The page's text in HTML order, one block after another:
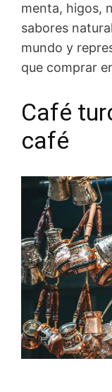
menta, higos,
sabores
mundo y
que comprar
Café
café